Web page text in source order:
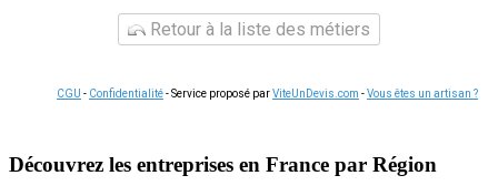
Retour à la liste des métiers
CGU - Confidentialité- Service proposé parViteUnDevis.com -Vous êtes un artisan ?
Découvrez les entreprises en France par Région